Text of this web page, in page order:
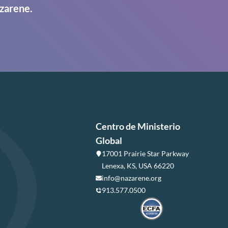
Centro de Ministerio
Global
17001 Prairie Star Parkway
Lenexa, KS, USA 66220
info@nazarene.org
913.577.0500